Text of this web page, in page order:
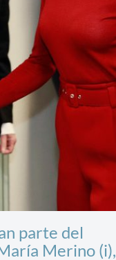
parte del
Merino (i),